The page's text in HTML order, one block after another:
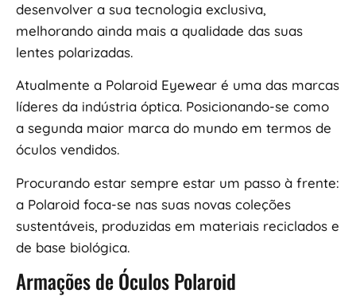
desenvolver a sua tecnologia exclusiva,
melhorando ainda mais a qualidade das suas
lentes polarizadas.
Atualmente a Polaroid Eyewear é uma das marcas
líderes da indústria óptica. Posicionando-se como
a segunda maior marca do mundo em termos de
óculos vendidos.
Procurando estar sempre estar um passo à frente:
a Polaroid foca-se nas suas novas coleções
sustentáveis, produzidas em materiais reciclados e
de base biológica.
Armações de Óculos Polaroid